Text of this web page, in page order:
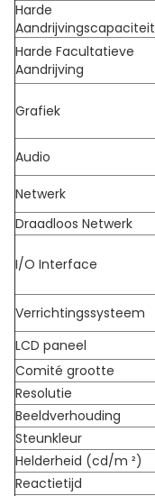
Harde
Aandrijvingscapaciteit
Harde Facultatieve
Aandrijving
Grafiek
Audio
Netwerk
Draadloos Netwerk
I/O Interface
Verrichtingssysteem
LCD paneel
Comité grootte
Resolutie
Beeldverhouding
Steunkleur
Helderheid (cd/m ²)
Reactietijd